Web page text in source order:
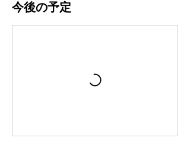
今後の予定